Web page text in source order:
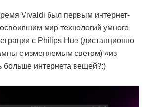
Vivaldi был первым интернет-
мир технологий умного
с Philips Hue (дистанционно
с изменяемым светом) «из
больше интернета вещей?:)